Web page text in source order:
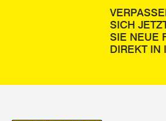
SICH
SIE NEUE
DIREKT IN